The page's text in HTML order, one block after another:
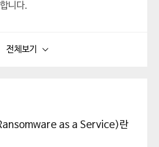
니다.
야 합니다.
전체보기
as a Service)란